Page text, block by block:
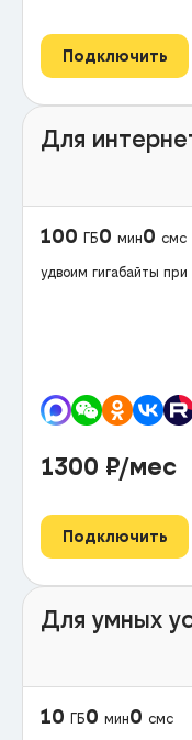
Подключить
Для
100 ГБ0 мин0 смс
удвоим гигабайты
1300 ₽/мес
Подключить
Для умных
10 ГБ0 мин0 смс